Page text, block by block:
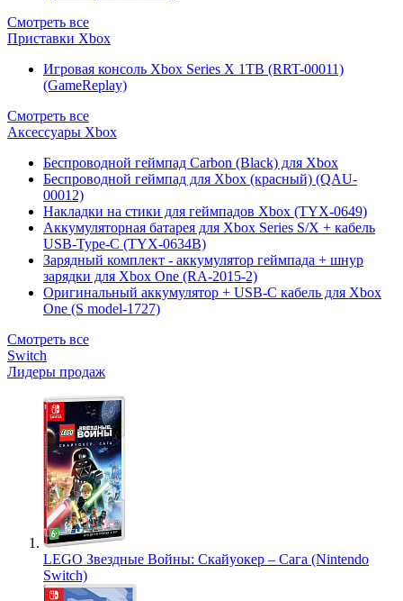
Смотреть все
Приставки Xbox
Игровая консоль Xbox Series X 1TB (RRT-00011)
(GameReplay)
Смотреть все
Аксессуары Xbox
Беспроводной геймпад Carbon (Black) для Xbox
Беспроводной геймпад для Xbox (красный) (QAU-
00012)
Накладки на стики для геймпадов Xbox (TYX-0649)
Аккумуляторная батарея для Xbox Series S/X + кабель
USB-Type-C (TYX-0634B)
Зарядный комплект - аккумулятор геймпада + шнур
зарядки для Xbox One (RA-2015-2)
Оригинальный аккумулятор + USB-C кабель для Xbox
One (S model-1727)
Смотреть все
Switch
Лидеры продаж
LEGO Звездные Войны: Скайуокер – Сага (Nintendo
Switch)